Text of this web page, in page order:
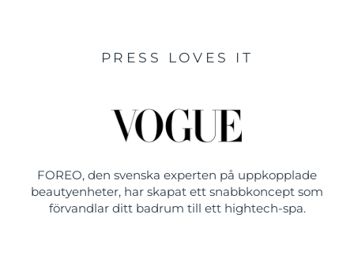
PRESS LOVES IT
FOREO, den svenska experten på uppkopplade
beautyenheter, har skapat ett snabbkoncept som
förvandlar ditt badrum till ett hightech-spa.